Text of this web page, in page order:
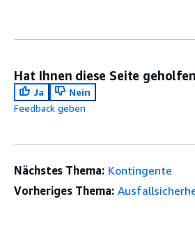
Hat Ihnen diese Seite
Ja
Nein
Feedback geben
Nächstes Thema: Kontingente
Vorheriges Thema: